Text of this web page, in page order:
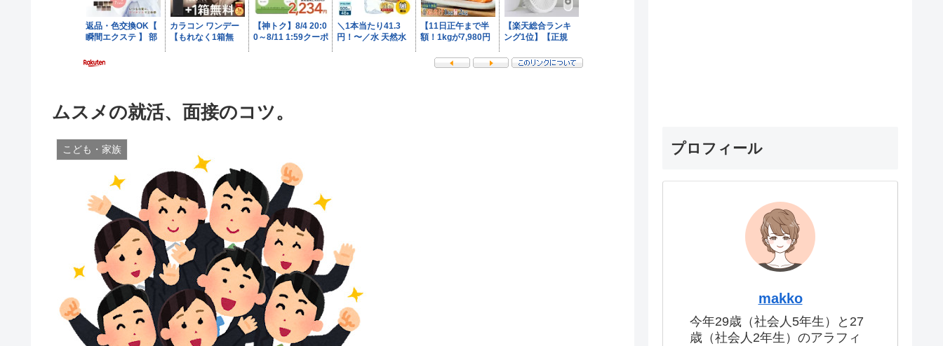
ムスメの就活、面接のコツ。
こども・家族 プロフィール
makko
今年29歳（社会人5年生）と27
歳（社会人2年生）のアラフィ